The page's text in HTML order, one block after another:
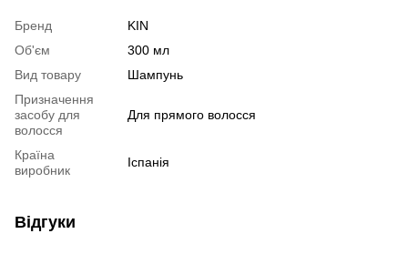
Бренд
KIN
Об'єм
300 мл
Вид товару
Шампунь
Призначення
засобу для
волосся
Для прямого волосся
Країна
виробник
Іспанія
Відгуки